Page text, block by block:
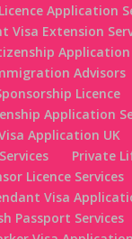
Application
Visa Extension
Application
Advisors
Licence
Application
Visa Application UK
Private
Licence Services
Visa
Passport Services